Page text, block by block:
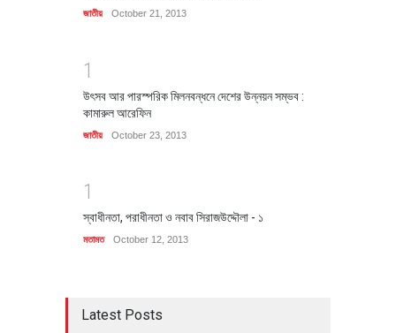
জাতীয় October 21, 2013
1
উৎসব আর পারস্পরিক মিলনবন্ধনে দেশের উন্নয়ন সম্ভব :
কামারুল আরেফিন
জাতীয় October 23, 2013
1
স্বাধীনতা, পরাধীনতা ও নবাব সিরাজউদ্দৌলা - ১
মতামত October 12, 2013
Latest Posts